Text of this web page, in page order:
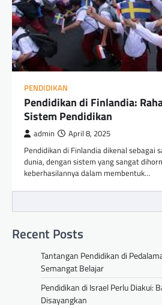
PENDIDIKAN
Pendidikan di Finlandia:
Sistem Pendidikan
admin April 8, 2025
Pendidikan di Finlandia dikenal sebagai
dunia, dengan sistem yang sangat
keberhasilannya dalam membentuk…
Recent Posts
Tantangan Pendidikan di
Semangat Belajar
Pendidikan di Israel Perlu Diakui:
Disayangkan